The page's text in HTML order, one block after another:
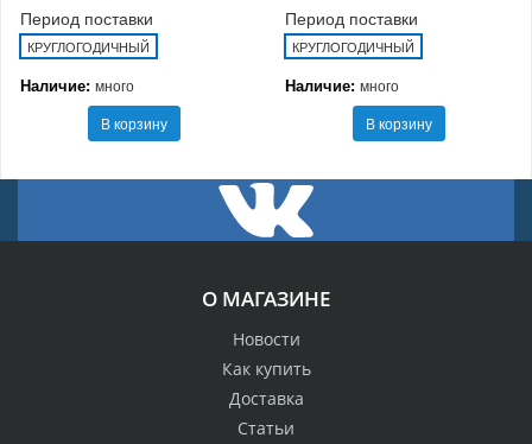
Период поставки
КРУГЛОГОДИЧНЫЙ
Наличие: много
В корзину
Период поставки
КРУГЛОГОДИЧНЫЙ
Наличие: много
В корзину
О МАГАЗИНЕ
Новости
Как купить
Доставка
Статьи